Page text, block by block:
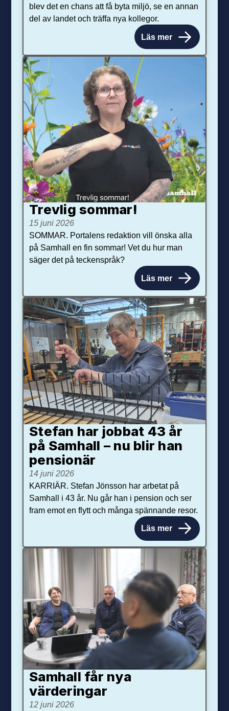
blev det en chans att få byta miljö, se en annan
del av landet och träffa nya kollegor.
Läs mer
Trevlig sommar!
15 juni 2026
SOMMAR. Portalens redaktion vill önska alla
på Samhall en fin sommar! Vet du hur man
säger det på teckenspråk?
Läs mer
Stefan har jobbat 43 år
på Samhall – nu blir han
pensionär
14 juni 2026
KARRIÄR. Stefan Jönsson har arbetat på
Samhall i 43 år. Nu går han i pension och ser
fram emot en flytt och många spännande resor.
Läs mer
Samhall får nya
värdering­ar
12 juni 2026